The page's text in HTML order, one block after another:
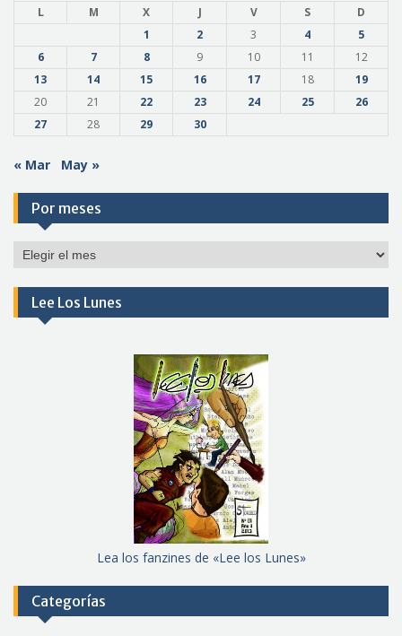
L M X J V S
D
1
2 3 4
5
6
7 8 9 10 11
12
13
14 15 16 17 18
19
20
21 22 23 24 25
26
27
28 29 30
« Mar May »
Por meses
Por
Lee Los Lunes
Lea los fanzines de «Lee los Lunes»
Categorías